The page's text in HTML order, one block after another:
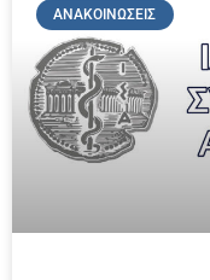
ΑΝΑΚΟΙΝΏΣΕΙΣ